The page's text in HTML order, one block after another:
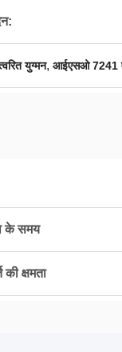
युग्मन, आईएसओ 7241
के समय
की क्षमता